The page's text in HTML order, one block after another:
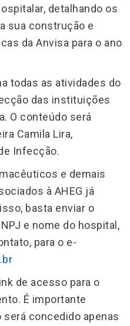
detalhando os
sua construção e
da Anvisa para o ano
todas as atividades do
das instituições
O conteúdo será
Camila Lira,
Infecção.
e demais
à AHEG já
basta enviar o
e nome do hospital,
para o e-
de acesso para o
É importante
concedido apenas